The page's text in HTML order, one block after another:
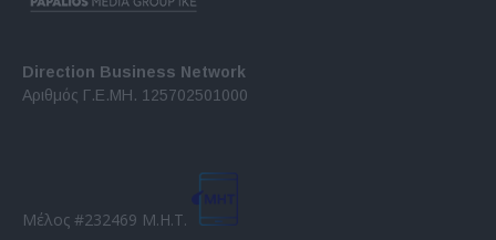
Direction Business Network
Αριθμός Γ.Ε.ΜΗ. 125702501000
Μέλος #232469 Μ.Η.Τ.